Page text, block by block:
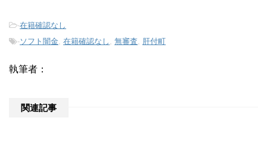
-在籍確認なし
-ソフト闇金, 在籍確認なし , 無審査, 肝付町
執筆者：
関連記事